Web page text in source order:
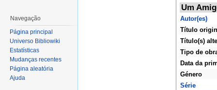
Um
Autor(es)
Título
Título(s)
Tipo de
Data da
Género
Série
Navegação
Página principal
Universo Bibliowiki
Estatísticas
Mudanças recentes
Página aleatória
Ajuda